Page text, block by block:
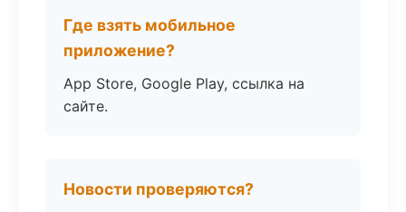
Где взять мобильное
приложение?
App Store, Google Play, ссылка на
сайте.
Новости проверяются?